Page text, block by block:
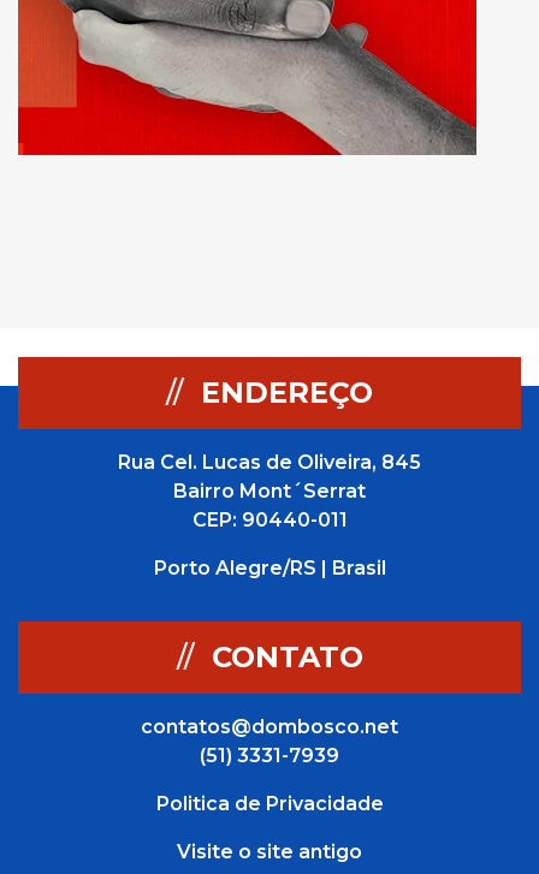
// ENDEREÇO
Rua Cel. Lucas de Oliveira, 845
Bairro Mont´Serrat
CEP: 90440-011
Porto Alegre/RS | Brasil
// CONTATO
contatos@dombosco.net
(51) 3331-7939
Politica de Privacidade
Visite o site antigo